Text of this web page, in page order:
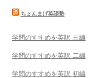
ちょんまげ英語塾
学問のすすめを英訳 三編
学問のすすめを英訳 二編
学問のすすめを英訳 初編